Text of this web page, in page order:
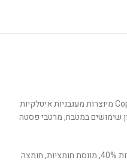
עגבניות שרי דטריני במיץ עגבניות של Coppola מיוצרות מעגבניות איטלקיות
שימושים במטבח, מרטבי פסטה
רכיבים: עגבניות שרי דטריני 60%, מיץ עגבניות 40%, מווסת חומציות, חומצה